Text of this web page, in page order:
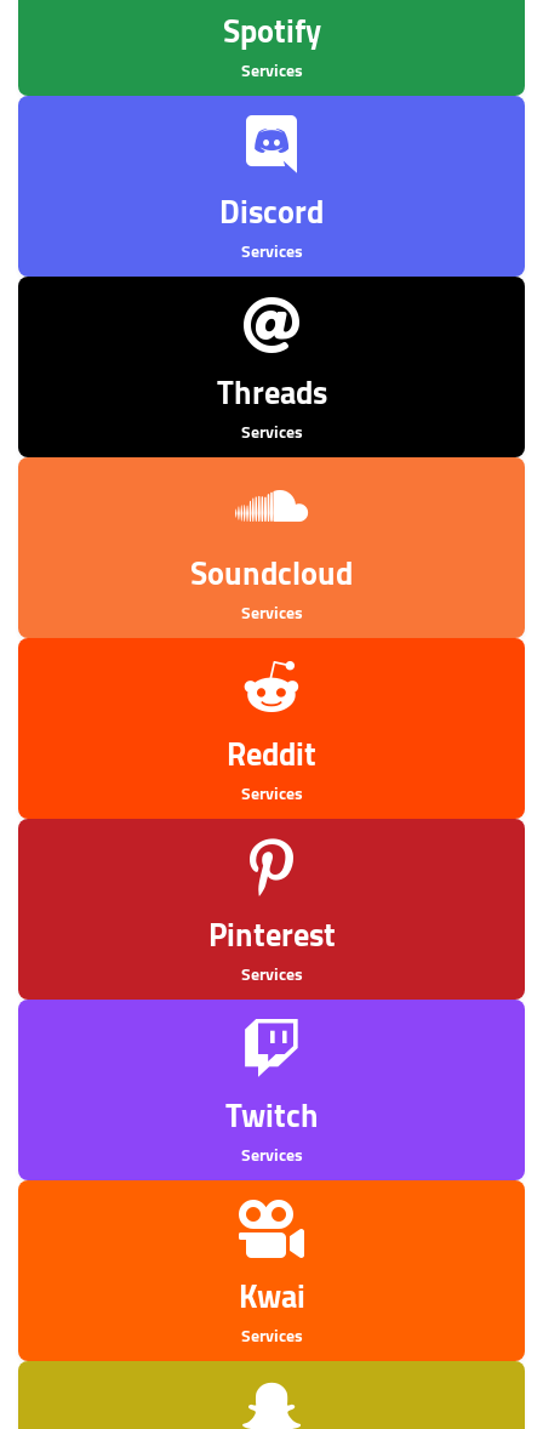
Spotify
Services
Discord
Services
Threads
Services
Soundcloud
Services
Reddit
Services
Pinterest
Services
Twitch
Services
Kwai
Services